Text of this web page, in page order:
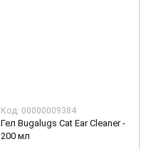
Код: 00000009384
Гел Bugalugs Cat Ear Cleaner -
200 мл